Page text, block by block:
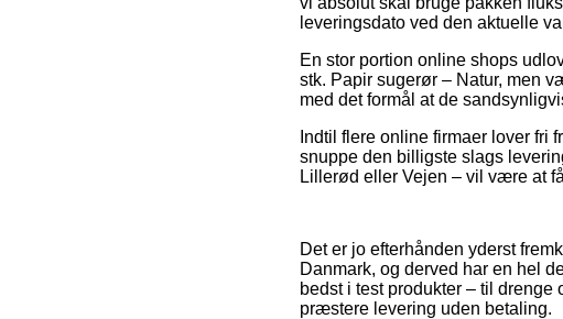
leveringsdato ved den aktuelle
En stor portion online shops
stk. Papir sugerør – Natur, men
med det formål at de
Indtil flere online firmaer lover fri
snuppe den billigste slags
Lillerød eller Vejen – vil være at
Det er jo efterhånden yderst
Danmark, og derved har en hel
bedst i test produkter – til
præstere levering uden betaling.